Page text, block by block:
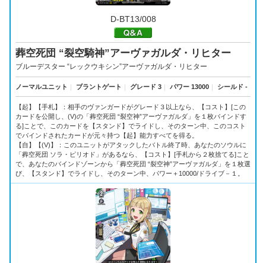
D-BT13/008
葬空死団 “裂空騎神”アーヴァガルダ・リヒター
ブルーデスター “レックウキシン”アーヴァガルダ・リヒター
ノーマルユニット ｜ ブラントゲート ｜ グレード 3 ｜ パワー 13000 ｜ シールド -
【起】【手札】：相手のヴァンガードがグレード３以上なら、【コスト】[この
カードを公開し、(V)の「葬空死団 “裂空神”アーヴァガルダ」を１枚バインドす
る]ことで、このカードを【スタンド】でライドし、そのターン中、このコスト
でバインドされたカードが元々持つ【起】能力すべてを得る。
【自】【(V)】：このユニットがアタックしたバトル終了時、あなたのソウルに
「葬空死団 ソラ・ピリオド」があるなら、【コスト】[手札から２枚捨てる]こと
で、あなたのバインドゾーンから「葬空死団 “裂空神”アーヴァガルダ」を１枚選
び、【スタンド】でライドし、そのターン中、パワー＋10000/ドライブ－１。